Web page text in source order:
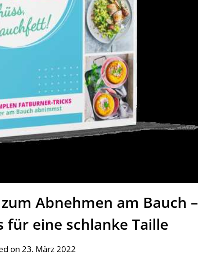
Abnehmen am Bauch –
für eine schlanke Taille
on 23. März 2022